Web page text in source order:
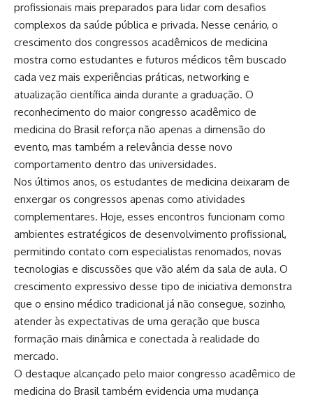
profissionais mais preparados para lidar com desafios
complexos da saúde pública e privada. Nesse cenário, o
crescimento dos congressos acadêmicos de medicina
mostra como estudantes e futuros médicos têm buscado
cada vez mais experiências práticas, networking e
atualização científica ainda durante a graduação. O
reconhecimento do maior congresso acadêmico de
medicina do Brasil reforça não apenas a dimensão do
evento, mas também a relevância desse novo
comportamento dentro das universidades.
Nos últimos anos, os estudantes de medicina deixaram de
enxergar os congressos apenas como atividades
complementares. Hoje, esses encontros funcionam como
ambientes estratégicos de desenvolvimento profissional,
permitindo contato com especialistas renomados, novas
tecnologias e discussões que vão além da sala de aula. O
crescimento expressivo desse tipo de iniciativa demonstra
que o ensino médico tradicional já não consegue, sozinho,
atender às expectativas de uma geração que busca
formação mais dinâmica e conectada à realidade do
mercado.
O destaque alcançado pelo maior congresso acadêmico de
medicina do Brasil também evidencia uma mudança